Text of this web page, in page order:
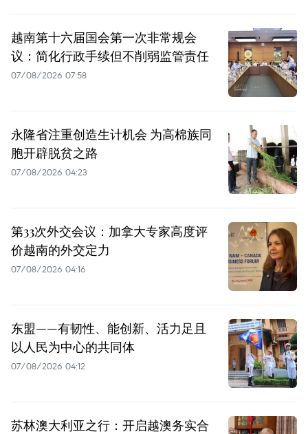
越南第十六届国会第一次非常规会
议：简化行政手续但不削弱监管责任
07/08/2026 07:58
永隆省注重创造生计机会 为高棉族同
胞开辟脱贫之路
07/08/2026 04:23
第33次外交会议：加拿大专家高度评
价越南的外交定力
07/08/2026 04:16
东盟——有韧性、能创新、活力足且
以人民为中心的共同体
07/08/2026 04:12
苏林澳大利亚之行：开启越澳务实合